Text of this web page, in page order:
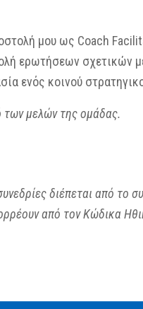
μου ως Coach
ερωτήσεων σχετικών
ενός κοινού
των μελών της ομάδας.
διέπεται από το
από τον Κώδικα